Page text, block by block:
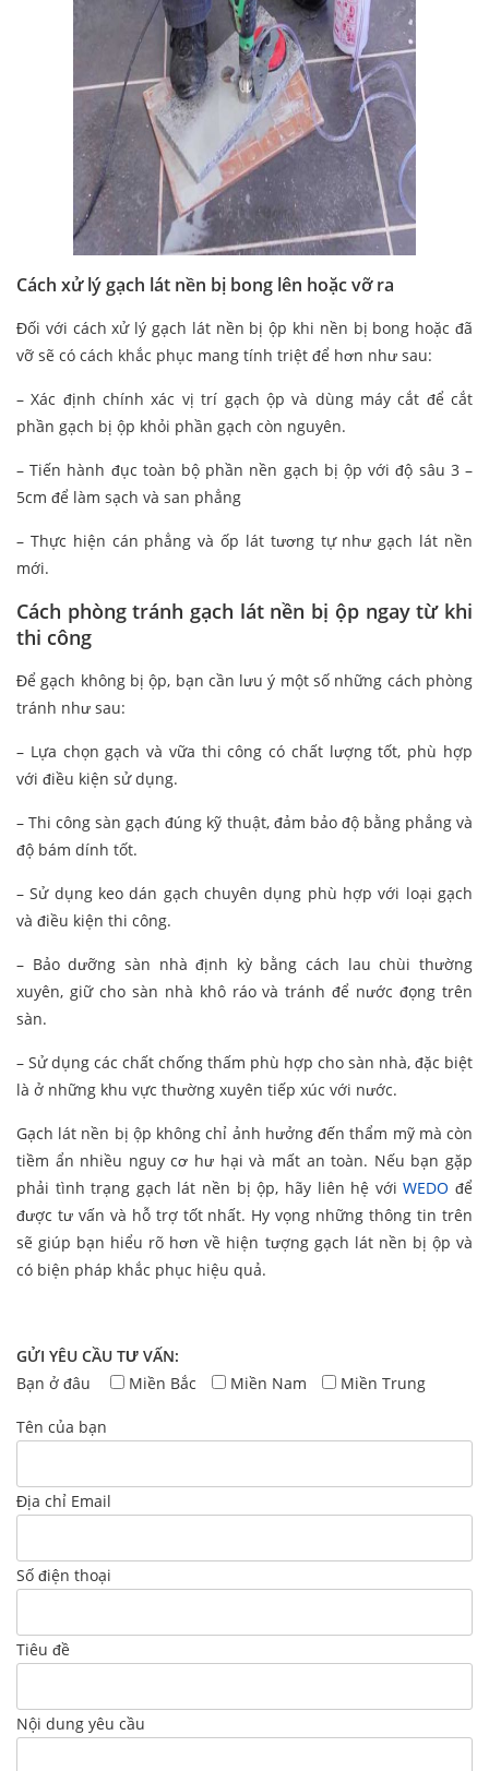
Cách xử lý gạch lát nền bị bong lên hoặc vỡ ra
Đối với cách xử lý gạch lát nền bị ộp khi nền bị bong hoặc đã
vỡ sẽ có cách khắc phục mang tính triệt để hơn như sau:
– Xác định chính xác vị trí gạch ộp và dùng máy cắt để cắt
phần gạch bị ộp khỏi phần gạch còn nguyên.
– Tiến hành đục toàn bộ phần nền gạch bị ộp với độ sâu 3 –
5cm để làm sạch và san phẳng
– Thực hiện cán phẳng và ốp lát tương tự như gạch lát nền
mới.
Cách phòng tránh gạch lát nền bị ộp ngay từ khi
thi công
Để gạch không bị ộp, bạn cần lưu ý một số những cách phòng
tránh như sau:
– Lựa chọn gạch và vữa thi công có chất lượng tốt, phù hợp
với điều kiện sử dụng.
– Thi công sàn gạch đúng kỹ thuật, đảm bảo độ bằng phẳng và
độ bám dính tốt.
– Sử dụng keo dán gạch chuyên dụng phù hợp với loại gạch
và điều kiện thi công.
– Bảo dưỡng sàn nhà định kỳ bằng cách lau chùi thường
xuyên, giữ cho sàn nhà khô ráo và tránh để nước đọng trên
sàn.
– Sử dụng các chất chống thấm phù hợp cho sàn nhà, đặc biệt
là ở những khu vực thường xuyên tiếp xúc với nước.
Gạch lát nền bị ộp không chỉ ảnh hưởng đến thẩm mỹ mà còn
tiềm ẩn nhiều nguy cơ hư hại và mất an toàn. Nếu bạn gặp
phải tình trạng gạch lát nền bị ộp, hãy liên hệ vớiWEDO để
được tư vấn và hỗ trợ tốt nhất. Hy vọng những thông tin trên
sẽ giúp bạn hiểu rõ hơn về hiện tượng gạch lát nền bị ộp và
có biện pháp khắc phục hiệu quả.
GỬI YÊU CẦU TƯ VẤN:
Bạn ở đâu
Miền Bắc Miền Nam Miền Trung
Tên của bạn
Địa chỉ Email
Số điện thoại
Tiêu đề
Nội dung yêu cầu